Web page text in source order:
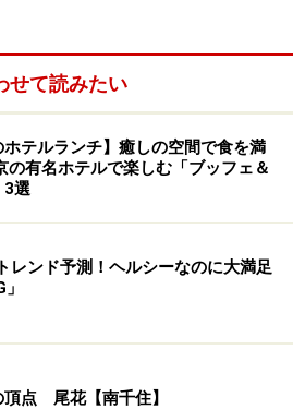
週末限定のぜいたくブッフェ
せて読みたい
ホテルランチ】癒しの空間で食を満
の有名ホテルで楽しむ「ブッフェ＆
3選
レンド予測！ヘルシーなのに大満足
頂点 尾花【南千住】